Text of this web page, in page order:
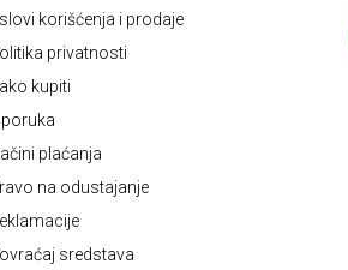
korišćenja i prodaje
privatnosti
kupiti
plaćanja
na odustajanje
sredstava